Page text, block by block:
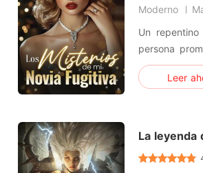
Moderno
Un
persona
parecía una
de alto nivel,
Leer
La leyenda